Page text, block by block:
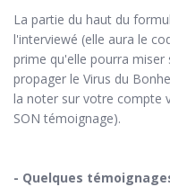
La partie du haut du
l'interviewé (elle aura le
prime qu'elle pourra
propager le Virus du
la noter sur votre compte
SON témoignage).
- Quelques